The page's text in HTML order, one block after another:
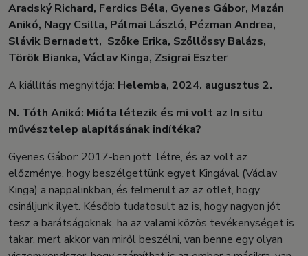
Aradský Richard, Ferdics Béla, Gyenes Gábor, Mazán
Anikó, Nagy Csilla, Pálmai László, Pézman Andrea,
Slávik Bernadett, Szőke Erika, Szőllőssy Balázs,
Török Bianka, Václav Kinga, Zsigrai Eszter
A kiállítás megnyitója: Helemba, 2024. augusztus 2.
N. Tóth Anikó: Mióta létezik és mi volt az In situ
művésztelep alapításának indítéka?
Gyenes Gábor: 2017-ben jött létre, és az volt az
előzménye, hogy beszélgettünk egyet Kingával (Václav
Kinga) a nappalinkban, és felmerült az az ötlet, hogy
csináljunk ilyet. Később tudatosult az is, hogy nagyon jót
tesz a barátságoknak, ha az valami közös tevékenységet is
takar, mert akkor van miről beszélni, van benne egy olyan